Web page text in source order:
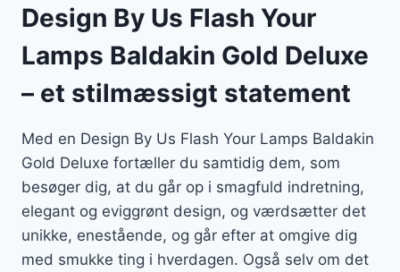
Design By Us Flash Your
Lamps Baldakin Gold Deluxe
– et stilmæssigt statement
Med en Design By Us Flash Your Lamps Baldakin
Gold Deluxe fortæller du samtidig dem, som
besøger dig, at du går op i smagfuld indretning,
elegant og eviggrønt design, og værdsætter det
unikke, enestående, og går efter at omgive dig
med smukke ting i hverdagen. Også selv om det